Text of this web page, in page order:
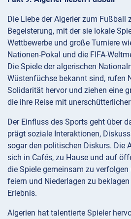
Die Liebe der Algerier zum Fußball
Begeisterung, mit der sie lokale
Wettbewerbe und große Turniere
Nationen-Pokal und die FIFA-
Die Spiele der algerischen
Wüstenfüchse bekannt sind, rufen
Solidarität hervor und ziehen eine
die ihre Reise mit
Der Einfluss des Sports geht über
prägt soziale Interaktionen,
sogar den politischen Diskurs. Die
sich in Cafés, zu Hause und auf
die Spiele gemeinsam zu verfolgen
feiern und Niederlagen zu
Erlebnis.
Algerien hat talentierte Spieler